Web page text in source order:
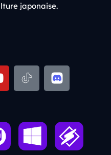
japonaise.